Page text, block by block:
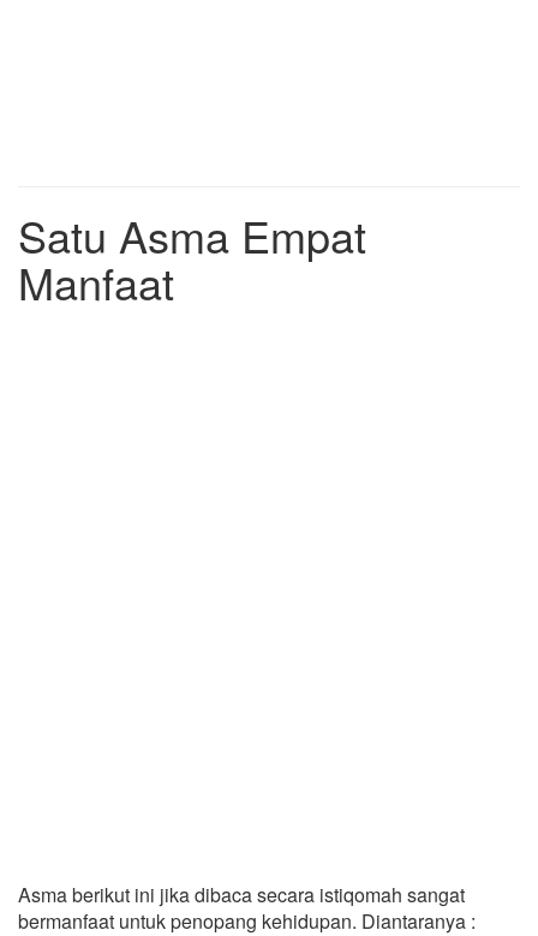
Satu Asma Empat
Manfaat
Asma berikut ini jika dibaca secara istiqomah sangat
bermanfaat untuk penopang kehidupan. Diantaranya :